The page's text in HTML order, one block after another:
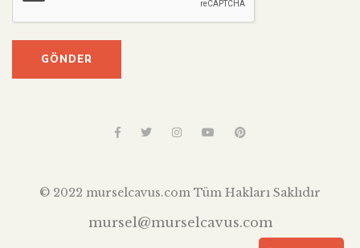
© 2022 murselcavus.com Tüm Hakları Saklıdır
mursel@murselcavus.com